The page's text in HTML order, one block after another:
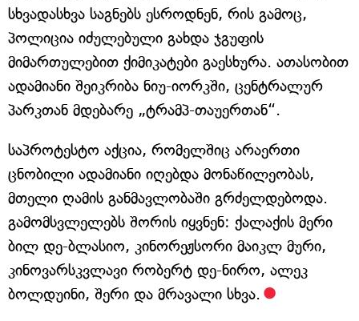
სხვადასხვა საგნებს ესროდნენ, რის გამოც,
პოლიცია იძულებული გახდა ჯგუფის
მიმართულებით ქიმიკატები გაესხურა. ათასობით
ადამიანი შეიკრიბა ნიუ-იორკში, ცენტრალურ
პარკთან მდებარე „ტრამპ-თაუერთან“.
საპროტესტო აქცია, რომელშიც არაერთი
ცნობილი ადამიანი იღებდა მონაწილეობას,
მთელი ღამის განმავლობაში გრძელდებოდა.
გამომსვლელებს შორის იყვნენ: ქალაქის მერი
ბილ დე-ბლასიო, კინორეჟსორი მაიკლ მური,
კინოვარსკვლავი რობერტ დე-ნირო, ალეკ
ბოლდუინი, შერი და მრავალი სხვა.